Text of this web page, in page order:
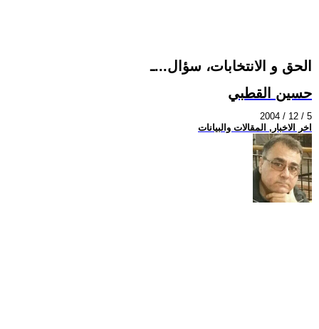
الحق و الانتخابات، سؤال...ـ
حسين القطبي
2004 / 12 / 5
اخر الاخبار, المقالات والبيانات